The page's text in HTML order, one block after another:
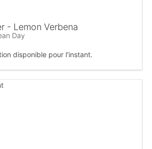
- Lemon Verbena
Day
disponible pour l'instant.